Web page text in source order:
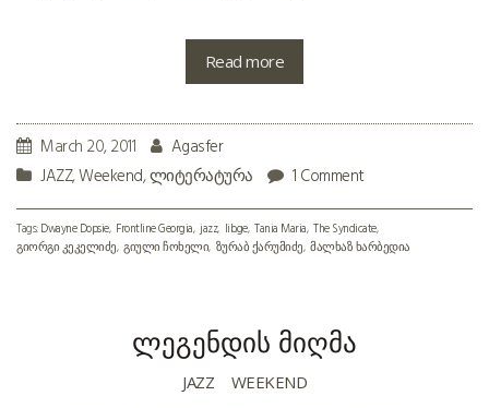
Read more
March 20, 2011
Agasfer
JAZZ,Weekend,ლიტერატურა 1 Comment
Tags: Dwayne Dopsie Frontline Georgia jazz lib.ge Tania Maria The Syndicate
გიორგი კეკელიძე გიული ჩოხელი ზურაბ ქარუმიძე მალხაზ ხარბედია
ლეგენდის მიღმა
JAZZ WEEKEND